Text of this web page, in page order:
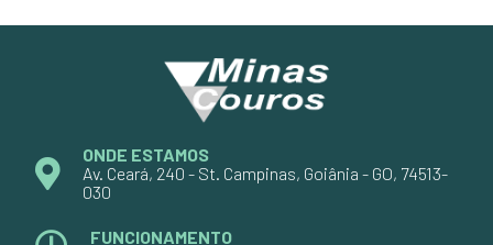
ONDE ESTAMOS
Av. Ceará, 240 - St. Campinas, Goiânia - GO, 74513-
030
FUNCIONAMENTO